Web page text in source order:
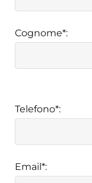
Cognome*:
Telefono*:
Email*: